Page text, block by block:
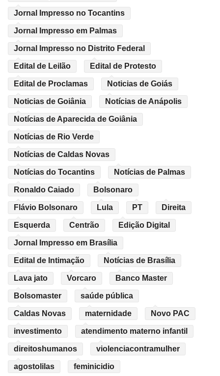
Jornal Impresso no Tocantins
Jornal Impresso em Palmas
Jornal Impresso no Distrito Federal
Edital de Leilão Edital de Protesto
Edital de Proclamas Noticias de Goiás
Noticias de Goiânia Notícias de Anápolis
Notícias de Aparecida de Goiânia
Notícias de Rio Verde
Notícias de Caldas Novas
Notícias do Tocantins Notícias de Palmas
Ronaldo Caiado Bolsonaro
Flávio Bolsonaro Lula PT Direita
Esquerda Centrão Edição Digital
Jornal Impresso em Brasília
Edital de Intimação Notícias de Brasília
Lava jato Vorcaro Banco Master
Bolsomaster saúde pública
Caldas Novas maternidade Novo PAC
investimento atendimento materno infantil
direitoshumanos violenciacontramulher
agostolilas feminicidio